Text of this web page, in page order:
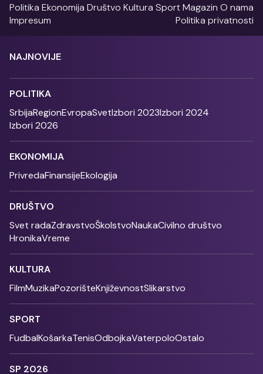
Politika Ekonomija Društvo Kultura SportMagazin O nama
Impresum
Politika privatnosti
NAJNOVIJE
POLITIKA
SrbijaRegionEvropaSvetIzbori 2023Izbori 2024
Izbori 2026
EKONOMIJA
PrivredaFinansijeEkologija
DRUŠTVO
Svet radaZdravstvoŠkolstvoNaukaCivilno društvo
HronikaVreme
KULTURA
FilmMuzikaPozorišteKnjiževnostSlikarstvo
SPORT
FudbalKošarkaTenisOdbojkaVaterpoloOstalo
SP 2026